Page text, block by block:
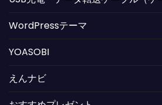
WordPressテーマ
YOASOBI
えんナビ